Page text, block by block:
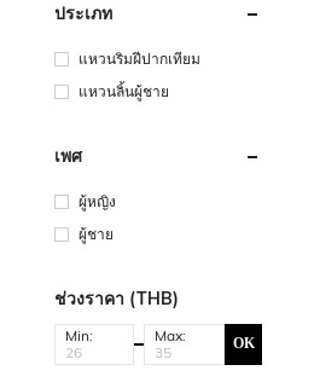
ประเภท
แหวนริมฝีปากเทียม
แหวนลิ้นผู้ชาย
เพศ
ผู้หญิง
ผู้ชาย
ช่วงราคา (THB)
Min: Max: OK